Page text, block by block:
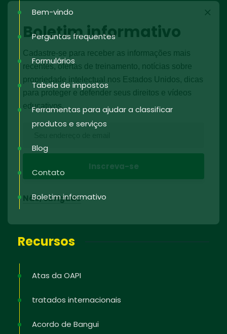
Bem-vindo
Perguntas frequentes
Formulários
Tabela de impostos
Ferramentas para ajudar a classificar
produtos e serviços
Blog
Contato
Boletim informativo
Recursos
Atas da OAPI
tratados internacionais
Acordo de Bangui
Boletim informativo
Cadastre-se para receber as informações mais
recentes, ofertas de treinamento, notícias sobre
propriedade intelectual nos Estados Unidos, dicas
para proteger e defender seus direitos e vídeos
educativos.
Não, obrigado